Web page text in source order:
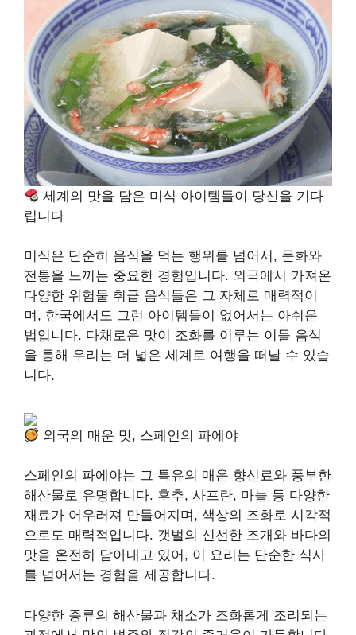
세계의 맛을 담은 미식 아이템들이 당신을 기다
립니다
미식은 단순히 음식을 먹는 행위를 넘어서, 문화와
전통을 느끼는 중요한 경험입니다. 외국에서 가져온
다양한 위험물 취급 음식들은 그 자체로 매력적이
며, 한국에서도 그런 아이템들이 없어서는 아쉬운
법입니다. 다채로운 맛이 조화를 이루는 이들 음식
을 통해 우리는 더 넓은 세계로 여행을 떠날 수 있습
니다.
외국의 매운 맛, 스페인의 파에야
스페인의 파에야는 그 특유의 매운 향신료와 풍부한
해산물로 유명합니다. 후추, 사프란, 마늘 등 다양한
재료가 어우러져 만들어지며, 색상의 조화로 시각적
으로도 매력적입니다. 갯벌의 신선한 조개와 바다의
맛을 온전히 담아내고 있어, 이 요리는 단순한 식사
를 넘어서는 경험을 제공합니다.
다양한 종류의 해산물과 채소가 조화롭게 조리되는